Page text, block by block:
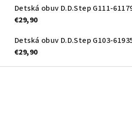
€29,90
€29,90